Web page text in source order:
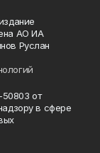
АО ИА
Руслан
от
в сфере